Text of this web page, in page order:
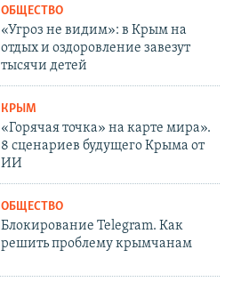
ОБЩЕСТВО
«Угроз не видим»: в Крым на
отдых и оздоровление завезут
тысячи детей
КРЫМ
«Горячая точка» на карте мира».
8 сценариев будущего Крыма от
ИИ
ОБЩЕСТВО
Блокирование Telegram. Как
решить проблему крымчанам